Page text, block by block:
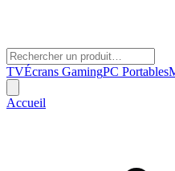
TVÉcrans GamingPC Portables
Accueil